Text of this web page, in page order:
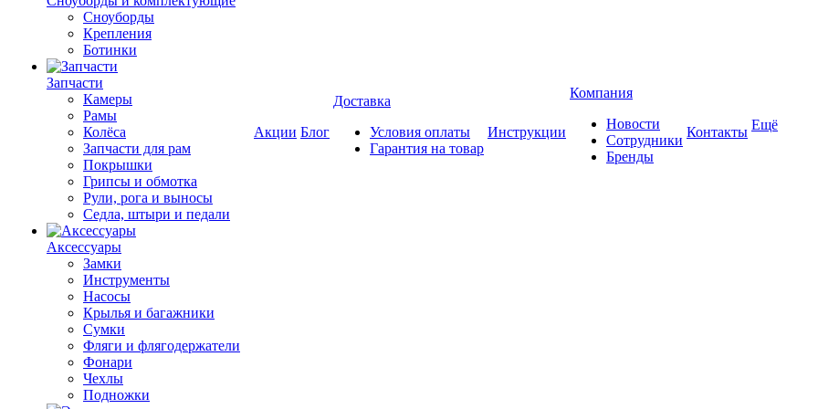
Сноуборды
Крепления
Ботинки
Запчасти
Камеры
Рамы
Колёса
Запчасти для рам
Покрышки
Грипсы и обмотка
Рули, рога и выносы
Седла, штыри и педали
Аксессуары
Замки
Инструменты
Насосы
Крылья и багажники
Сумки
Фляги и флягодержатели
Фонари
Чехлы
Подножки
Акции Блог
Доставка
Условия оплаты
Гарантия на товар
Инструкции
Компания
Новости
Сотрудники
Бренды
Контакты Ещё